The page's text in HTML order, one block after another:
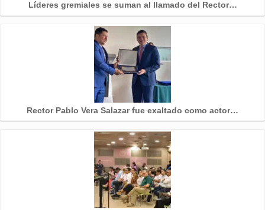
Líderes gremiales se suman al llamado del Rector…
Rector Pablo Vera Salazar fue exaltado como actor…